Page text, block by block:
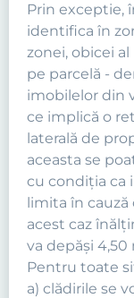
Prin exceptie,
identifica în
zonei, obicei
pe parcelă -
imobilelor din
ce implică o
laterală de
aceasta se
cu condiţia ca
limita în cauză
acest caz
va depăşi 4,50
Pentru toate
a) clădirile se